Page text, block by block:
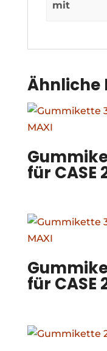
mit
Ähnliche
für CASE
für CASE